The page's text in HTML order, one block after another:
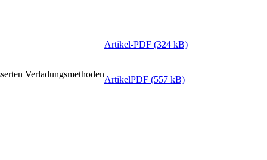
Artikel-PDF (324 kB)
Verladungsmethoden
ArtikelPDF (557 kB)